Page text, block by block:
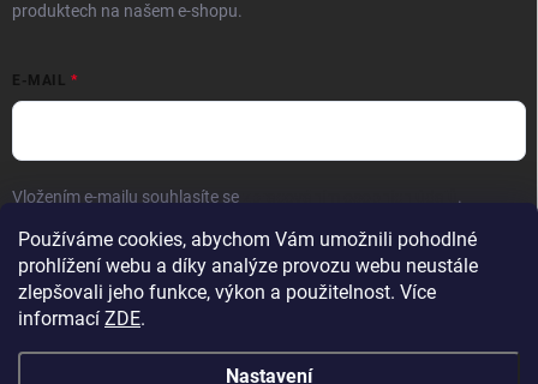
Používáme cookies, abychom Vám umožnili pohodlné
prohlížení webu a díky analýze provozu webu neustále
zlepšovali jeho funkce, výkon a použitelnost. Více
informací ZDE.
Nastavení
produktech na našem e-shopu.
E-MAIL
Vložením e-mailu souhlasíte se .
Přihlásit se